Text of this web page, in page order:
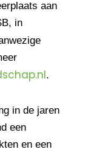
aan
in
.
in de jaren
een
en een